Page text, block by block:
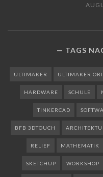
TAGS
ULTIMAKER ULTIMAKER
HARDWARE SCHULE
TINKERCAD
BFB 3DTOUCH
RELIEF MATHEMATIK
SKETCHUP WORKSHOP